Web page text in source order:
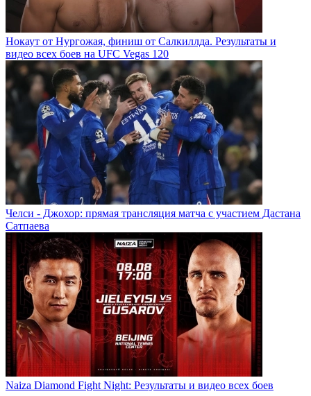
Нокаут от Нургожая, финиш от Салкиллда. Результаты и
видео всех боев на UFC Vegas 120
Челси - Джохор: прямая трансляция матча с участием Дастана
Сатпаева
Naiza Diamond Fight Night: Результаты и видео всех боев